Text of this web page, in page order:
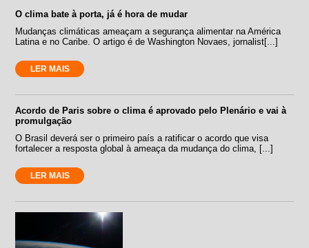
O clima bate à porta, já é hora de mudar
Mudanças climáticas ameaçam a segurança alimentar na América
Latina e no Caribe. O artigo é de Washington Novaes, jornalist[...]
LER MAIS
Acordo de Paris sobre o clima é aprovado pelo Plenário e vai à
promulgação
O Brasil deverá ser o primeiro país a ratificar o acordo que visa
fortalecer a resposta global à ameaça da mudança do clima, [...]
LER MAIS